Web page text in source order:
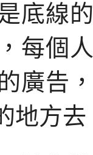
底線
每個
廣告
地方去